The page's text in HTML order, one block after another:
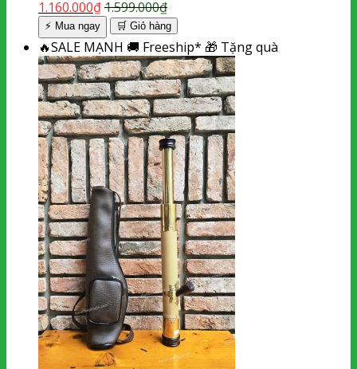
1.160.000₫1.599.000₫
⚡ Mua ngay 🛒 Giỏ hàng
🔥SALE MẠNH 🚚 Freeship* 🎁 Tặng quà